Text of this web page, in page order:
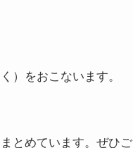
をおこないます。
とめています。ぜひご